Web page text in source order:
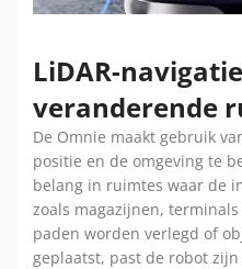
LiDAR-
veranderende
De Omnie maakt gebruik
positie en de omgeving te
belang in ruimtes waar de
zoals magazijnen,
paden worden verlegd of
geplaatst, past de robot